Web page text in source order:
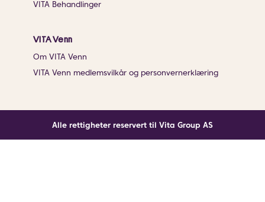
VITA Behandlinger
VITA Venn
Om VITA Venn
VITA Venn medlemsvilkår og personvernerklæring
Alle rettigheter reservert til Vita Group AS